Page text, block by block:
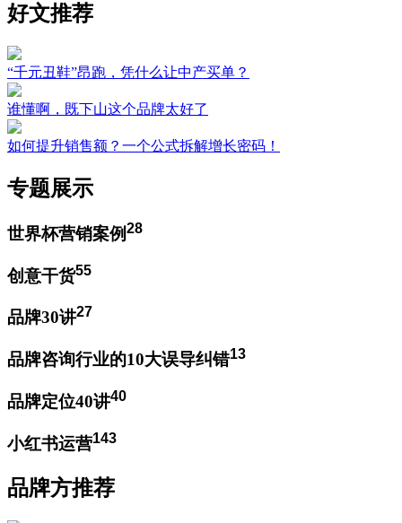
好文推荐
“千元丑鞋”昂跑，凭什么让中产买单？
谁懂啊，既下山这个品牌太好了
如何提升销售额？一个公式拆解增长密码！
专题展示
世界杯营销案例28
创意干货55
品牌30讲27
品牌咨询行业的10大误导纠错13
品牌定位40讲40
小红书运营143
品牌方推荐